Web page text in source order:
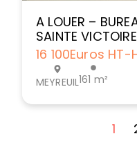
A LOUER –
SAINTE
16 100Euros HT-
MEYREUIL161 m²
1